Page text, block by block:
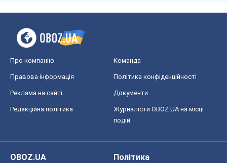
Про компанію Команда
Правова інформація Політика конфіденційності
Реклама на сайті Документи
Редакційна політика
Журналісти OBOZ.UA на місці
подій
OBOZ.UA
Політика